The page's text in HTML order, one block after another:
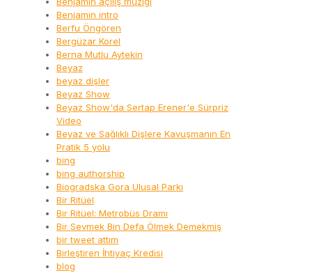
Benjamin intro
Berfu Öngören
Bergüzar Korel
Berna Mutlu Aytekin
Beyaz
beyaz dişler
Beyaz Show
Beyaz Show'da Sertap Erener'e Sürpriz
Video
Beyaz ve Sağlıklı Dişlere Kavuşmanın En
Pratik 5 yolu
bing
bing authorship
Biogradska Gora Ulusal Parkı
Bir Ritüel
Bir Ritüel: Metrobüs Dramı
Bir Sevmek Bin Defa Ölmek Demekmiş
bir tweet attım
Birleştiren İhtiyaç Kredisi
blog